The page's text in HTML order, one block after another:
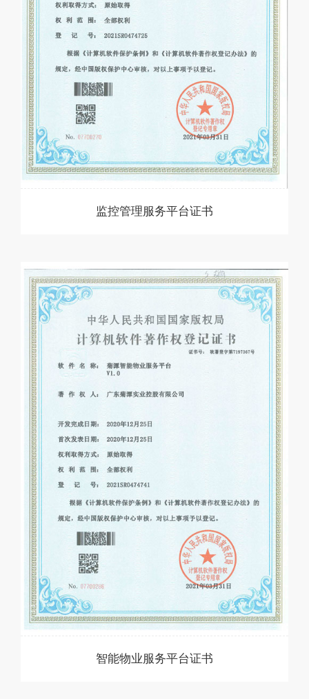
监控管理服务平台证书
智能物业服务平台证书